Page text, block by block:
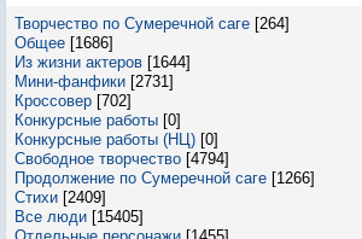
Творчество по Сумеречной саге [264]
Общее [1686]
Из жизни актеров [1644]
Мини-фанфики [2731]
Кроссовер [702]
Конкурсные работы [0]
Конкурсные работы (НЦ) [0]
Свободное творчество [4794]
Продолжение по Сумеречной саге [1266]
Стихи [2409]
Все люди [15405]